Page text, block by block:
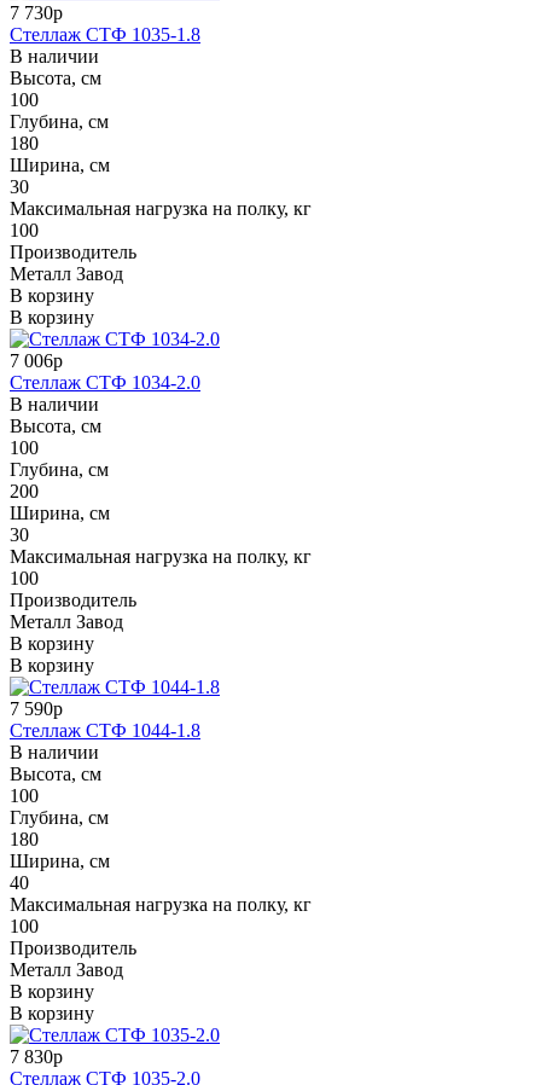
7 730р
Стеллаж СТФ 1035-1.8
В наличии
Высота, см
100
Глубина, см
180
Ширина, см
30
Максимальная нагрузка на полку, кг
100
Производитель
Металл Завод
В корзину
В корзину
7 006р
Стеллаж СТФ 1034-2.0
В наличии
Высота, см
100
Глубина, см
200
Ширина, см
30
Максимальная нагрузка на полку, кг
100
Производитель
Металл Завод
В корзину
В корзину
7 590р
Стеллаж СТФ 1044-1.8
В наличии
Высота, см
100
Глубина, см
180
Ширина, см
40
Максимальная нагрузка на полку, кг
100
Производитель
Металл Завод
В корзину
В корзину
7 830р
Стеллаж СТФ 1035-2.0